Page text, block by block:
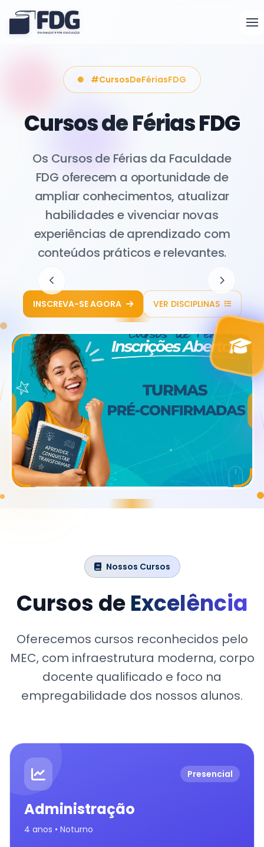
#VestibuarFDG2026
Inscrições abertas
para o Vestibular
FDG 2026.2
Inscrições abertas para cursos de
Administração, Direito e Ciências
Contábeis. Bolsas de até 70% para os
primeiros colocados.
Nossos Cursos
Cursos deExcelência
Oferecemos cursos reconhecidos pelo
MEC, com infraestrutura moderna, corpo
docente qualificado e foco na
empregabilidade dos nossos alunos.
Presencial
Administração